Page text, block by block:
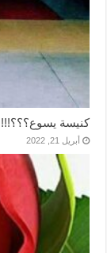
كنيسة يسوع؟؟؟!!!
أبريل 21, 2022